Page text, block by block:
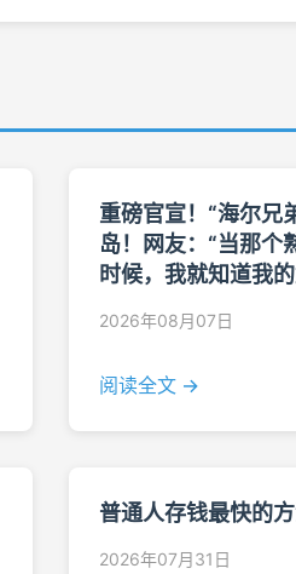
重磅官宣！“海尔兄
岛！网友：“当那个
时候，我就知道我
2026年08月07日
阅读全文 →
普通人存钱最快的
2026年07月31日